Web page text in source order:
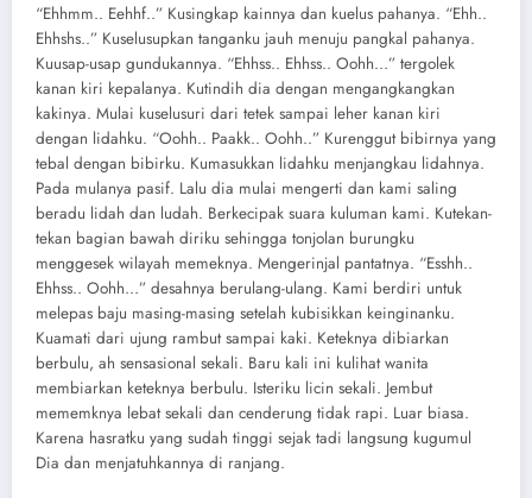
“Ehhmm.. Eehhf..” Kusingkap kainnya dan kuelus pahanya. “Ehh..
Ehhshs..” Kuselusupkan tanganku jauh menuju pangkal pahanya.
Kuusap-usap gundukannya. “Ehhss.. Ehhss.. Oohh…” tergolek
kanan kiri kepalanya. Kutindih dia dengan mengangkangkan
kakinya. Mulai kuselusuri dari tetek sampai leher kanan kiri
dengan lidahku. “Oohh.. Paakk.. Oohh..” Kurenggut bibirnya yang
tebal dengan bibirku. Kumasukkan lidahku menjangkau lidahnya.
Pada mulanya pasif. Lalu dia mulai mengerti dan kami saling
beradu lidah dan ludah. Berkecipak suara kuluman kami. Kutekan-
tekan bagian bawah diriku sehingga tonjolan burungku
menggesek wilayah memeknya. Mengerinjal pantatnya. “Esshh..
Ehhss.. Oohh…” desahnya berulang-ulang. Kami berdiri untuk
melepas baju masing-masing setelah kubisikkan keinginanku.
Kuamati dari ujung rambut sampai kaki. Keteknya dibiarkan
berbulu, ah sensasional sekali. Baru kali ini kulihat wanita
membiarkan keteknya berbulu. Isteriku licin sekali. Jembut
mememknya lebat sekali dan cenderung tidak rapi. Luar biasa.
Karena hasratku yang sudah tinggi sejak tadi langsung kugumul
Dia dan menjatuhkannya di ranjang.